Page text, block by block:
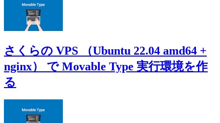
さくらの VPS （Ubuntu 22.04 amd64 +
nginx） で Movable Type 実行環境を作
る